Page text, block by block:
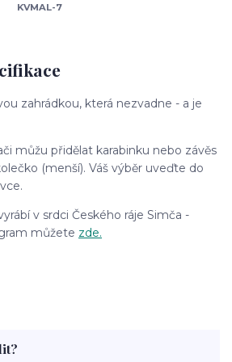
KVMAL-7
zahrádkou, která nezvadne - a je
můžu přidělat karabinku nebo závěs
(menší). Váš výběr uveďte do
v srdci Českého ráje Simča -
můžete zde.